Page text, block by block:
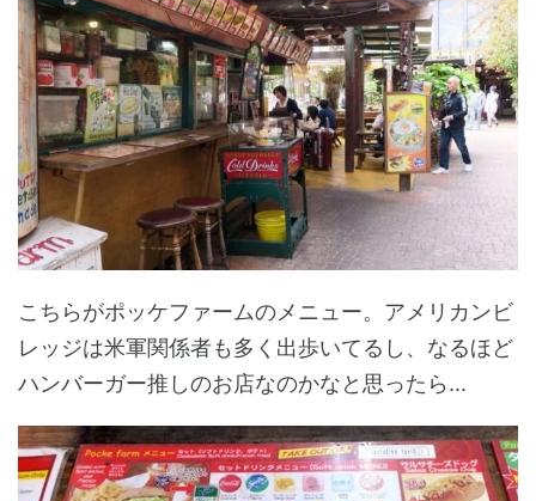
こちらがポッケファームのメニュー。アメリカンビ
レッジは米軍関係者も多く出歩いてるし、なるほど
ハンバーガー推しのお店なのかなと思ったら...